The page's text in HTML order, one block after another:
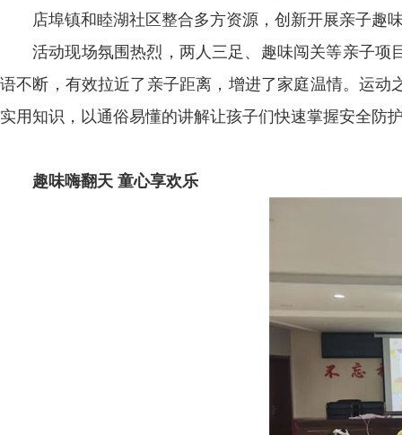
店埠镇和睦湖社区整合多方资源，创新开展亲子趣
活动现场氛围热烈，两人三足、趣味闯关等亲子
语不断，有效拉近了亲子距离，增进了家庭温情。运
实用知识，以通俗易懂的讲解让孩子们快速掌握安全防
趣味嗨翻天 童心享欢乐